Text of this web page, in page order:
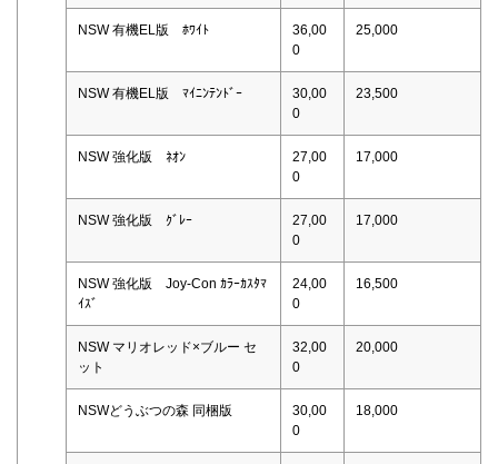
NSW 有機EL版 ﾎﾜｲﾄ
36,00
0
25,000
NSW 有機EL版 ﾏｲﾆﾝﾃﾝﾄﾞｰ
30,00
0
23,500
NSW 強化版 ﾈｵﾝ
27,00
0
17,000
NSW 強化版 ｸﾞﾚｰ
27,00
0
17,000
NSW 強化版 Joy-Con ｶﾗｰｶｽﾀﾏ
ｲｽﾞ
24,00
0
16,500
NSW マリオレッド×ブルー セ
ット
32,00
0
20,000
NSWどうぶつの森 同梱版
30,00
0
18,000